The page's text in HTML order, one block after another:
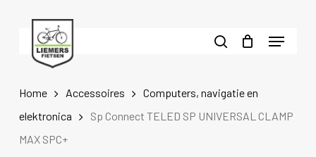
Menu
Home Accessoires
Computers, navigatie en
elektronica
Sp Connect TELED SP UNIVERSAL CLAMP
MAX SPC+